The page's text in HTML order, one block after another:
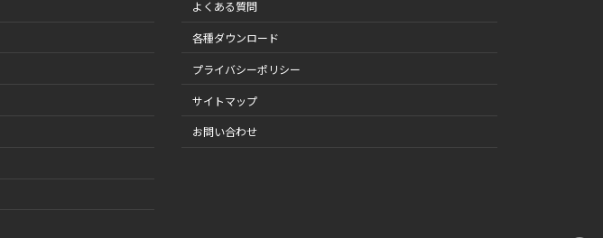
よくある質問
各種ダウンロード
プライバシーポリシー
サイトマップ
お問い合わせ